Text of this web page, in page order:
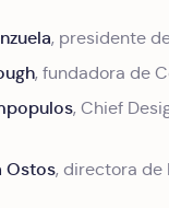
, presidente
, fundadora de
, Chief
Ostos, directora de